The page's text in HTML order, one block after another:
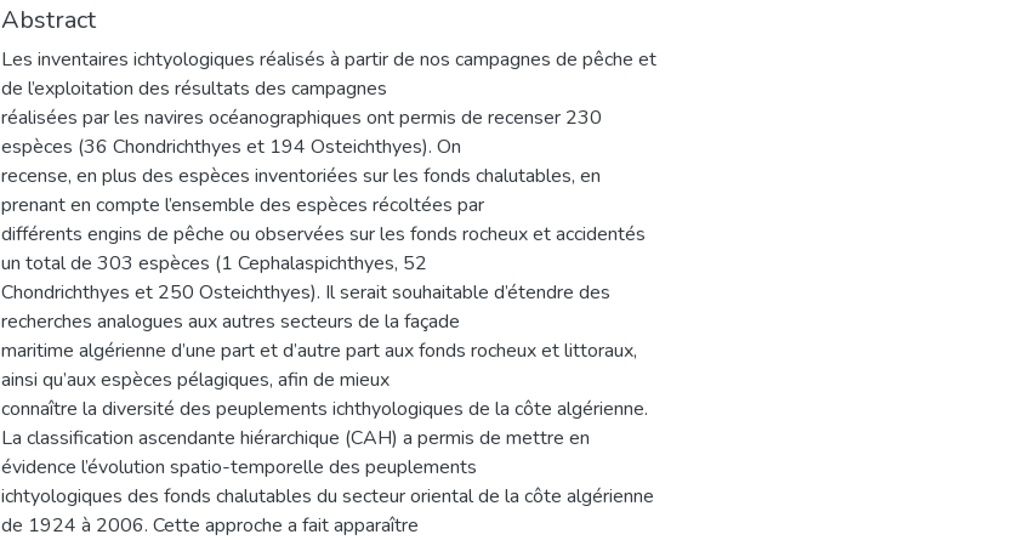
Abstract
Les inventaires ichtyologiques réalisés à partir de nos campagnes de pêche et
de l’exploitation des résultats des campagnes
réalisées par les navires océanographiques ont permis de recenser 230
espèces (36 Chondrichthyes et 194 Osteichthyes). On
recense, en plus des espèces inventoriées sur les fonds chalutables, en
prenant en compte l’ensemble des espèces récoltées par
différents engins de pêche ou observées sur les fonds rocheux et accidentés
un total de 303 espèces (1 Cephalaspichthyes, 52
Chondrichthyes et 250 Osteichthyes). Il serait souhaitable d’étendre des
recherches analogues aux autres secteurs de la façade
maritime algérienne d’une part et d’autre part aux fonds rocheux et littoraux,
ainsi qu’aux espèces pélagiques, afin de mieux
connaître la diversité des peuplements ichthyologiques de la côte algérienne.
La classification ascendante hiérarchique (CAH) a permis de mettre en
évidence l’évolution spatio-temporelle des peuplements
ichtyologiques des fonds chalutables du secteur oriental de la côte algérienne
de 1924 à 2006. Cette approche a fait apparaître